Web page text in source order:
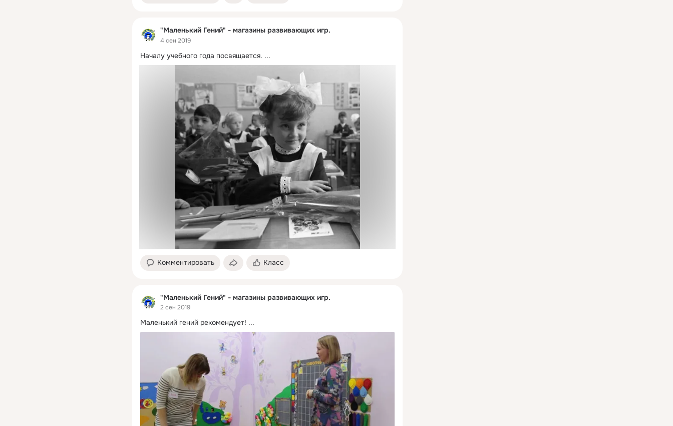
"Маленький Гений" - магазины развивающих игр.
4 сен 2019
Началу учебного года посвящается. ...
Комментировать Класс
"Маленький Гений" - магазины развивающих игр.
2 сен 2019
Маленький гений рекомендует! ...